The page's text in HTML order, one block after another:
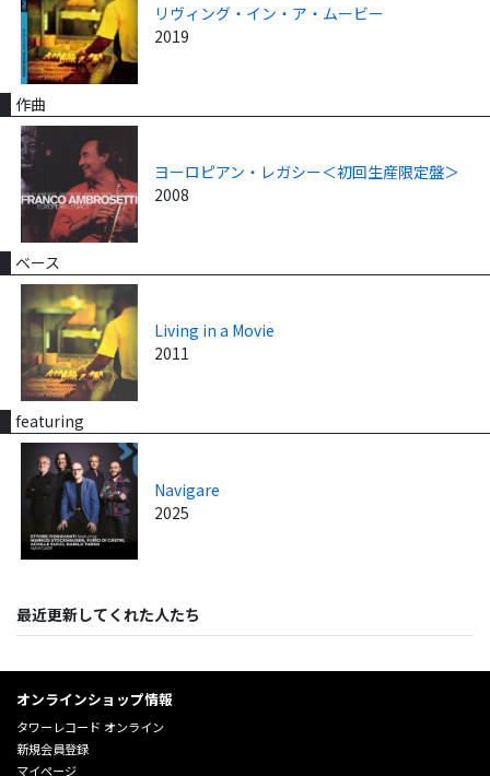
リヴィング・イン・ア・ムービー
2019
作曲
ヨーロピアン・レガシー＜初回生産限定盤＞
2008
ベース
Living in a Movie
2011
featuring
Navigare
2025
最近更新してくれた人たち
オンラインショップ情報
タワーレコード オンライン
新規会員登録
マイページ